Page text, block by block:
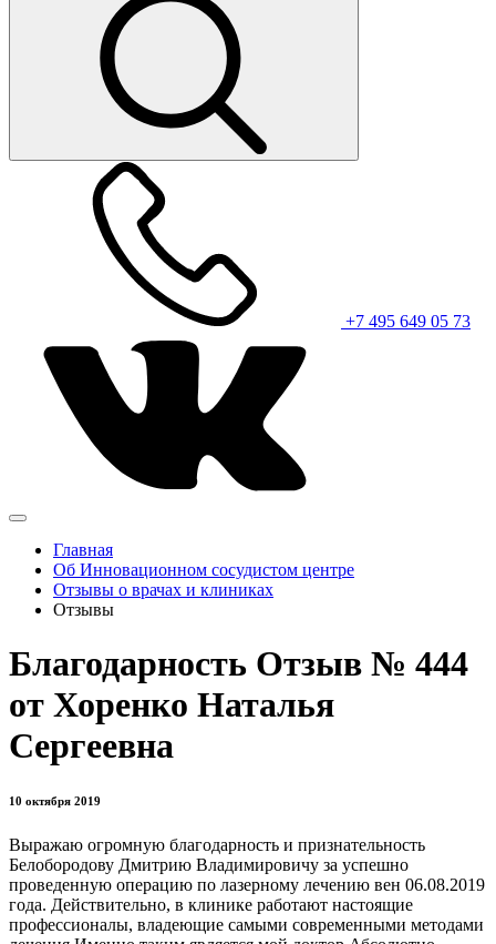
+7 495 649 05 73
Главная
Об Инновационном сосудистом центре
Отзывы о врачах и клиниках
Отзывы
Благодарность Отзыв № 444
от Хоренко Наталья
Сергеевна
10 октября 2019
Выражаю огромную благодарность и признательность
Белобородову Дмитрию Владимировичу за успешно
проведенную операцию по лазерному лечению вен 06.08.2019
года. Действительно, в клинике работают настоящие
профессионалы, владеющие самыми современными методами